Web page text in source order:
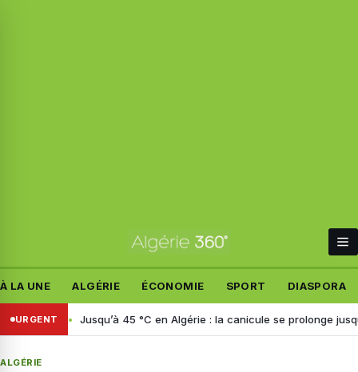
À LA UNE ALGÉRIE ÉCONOMIE SPORT DIASPORA
URGENTJusqu’à 45 °C en Algérie : la canicule se prolonge jusqu’à
ALGÉRIE